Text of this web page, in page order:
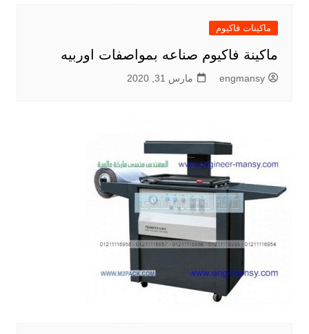
ماكينات فاكيوم
ماكينة فاكيوم صناعه بمواصفات اوربيه
engmansy مارس 31, 2020